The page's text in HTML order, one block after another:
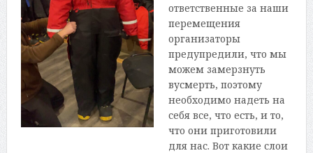
ответственные за наши
перемещения
организаторы
предупредили, что мы
можем замерзнуть
вусмерть, поэтому
необходимо надеть на
себя все, что есть, и то,
что они приготовили
для нас. Вот какие слои